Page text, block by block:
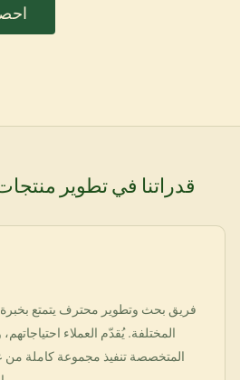
قدراتنا في تطوير منتجات
فريق بحث وتطوير محترف يتمتع
المختلفة. يُقدّم العملاء
المتخصصة تنفيذ مجموعة كاملة من